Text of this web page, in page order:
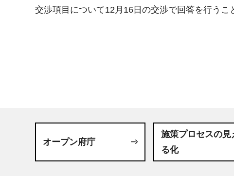
交渉項目について12月16日の交渉で回答を行うこ
オープン府庁
施策プロセスの見
る化